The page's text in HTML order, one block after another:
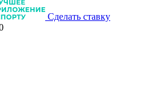
Сделать ставку